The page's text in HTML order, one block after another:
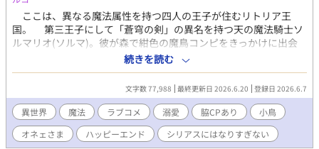
ここは、異なる魔法属性を持つ四人の王子が住むリトリア王
国。 第三王子にして「蒼穹の剣」の異名を持つ天の魔法騎士ソ
ルマリオ(ソルマ)。彼が森で紺色の魔鳥コンピをきっかけに出会
ったのは、美しき暗黒舞踏魔導士「黒姫様」ピエリス(エリス)だ
った。 男でありながら暗殺者の里で「姫」として育てられたエリ
スは、手指を駆使したキレのある暗黒舞踏で相手の精神を壊す最
凶のツンデレ。 そんなエリスに一目惚れしたソルマの猛アタック
により、二人(と一羽)は、なし崩し的に行動を共にすることに。
襲い来る刺客を相手にド派手な魔法で次々と無双していく二人。
戦闘の後は、暗殺者の里からエリスを救い出した伝説のオネェさ
続きを読む
文字数 77,988 最終更新日 2026.6.20 登録日 2026.6.7
異世界 魔法 ラブコメ 溺愛 脇CPあり
小鳥
オネェさま
ハッピーエンド シリアスにはなりすぎない